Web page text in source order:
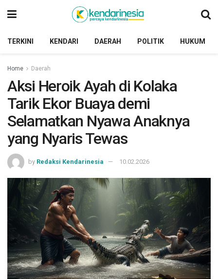
TERKINI KENDARI DAERAH POLITIK HUKUM
Home Daerah
Aksi Heroik Ayah di Kolaka
Tarik Ekor Buaya demi
Selamatkan Nyawa Anaknya
yang Nyaris Tewas
by Redaksi Kendarinesia 10.02.2026